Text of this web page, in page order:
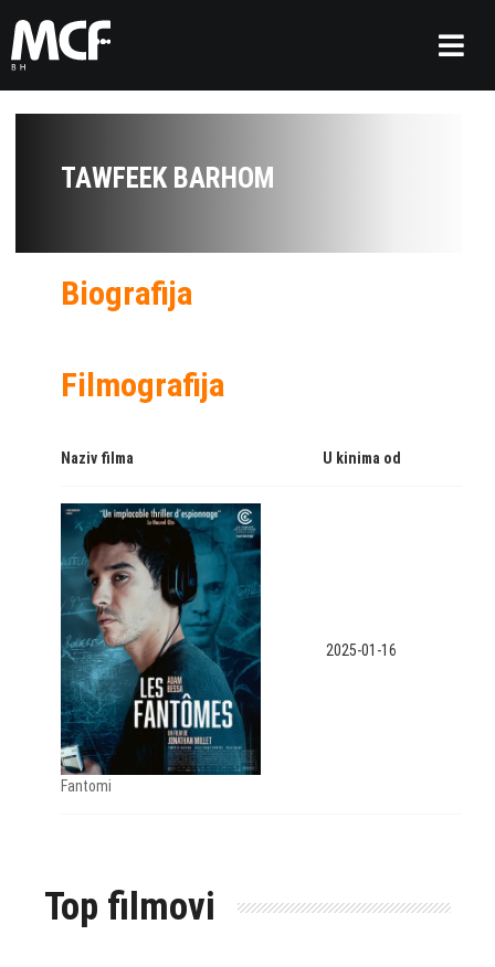
TAWFEEK BARHOM
Biografija
Filmografija
Naziv filma U kinima od
Fantomi
2025-01-16
Top filmovi